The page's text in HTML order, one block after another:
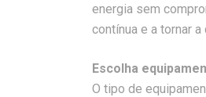
energia sem
contínua e a tornar
Escolha
O tipo de